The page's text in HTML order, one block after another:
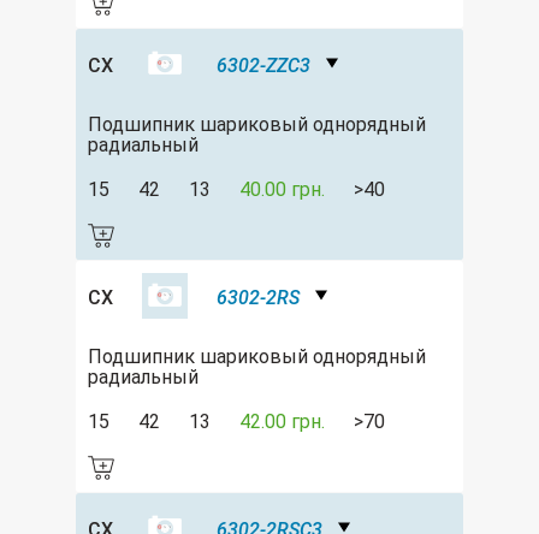
CX 6302-ZZC3
Подшипник шариковый однорядный
радиальный
15
42 13 40.00 грн. >40
CX 6302-2RS
Подшипник шариковый однорядный
радиальный
15
42 13 42.00 грн. >70